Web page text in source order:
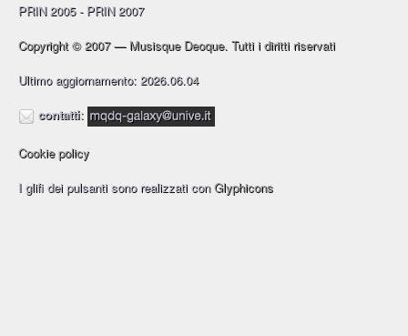
PRIN 2005 - PRIN 2007
Copyright © 2007 — Musisque Deoque. Tutti i diritti riservati
Ultimo aggiornamento: 2026.06.04
contatti:
Cookie policy
I glifi dei pulsanti sono realizzati conGlyphicons